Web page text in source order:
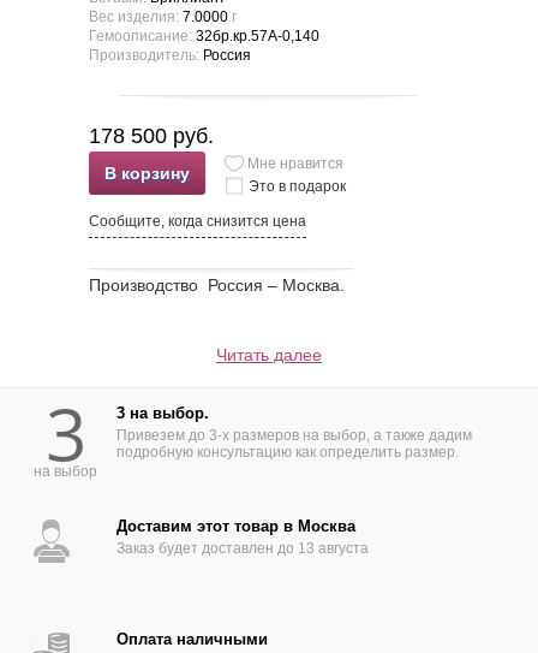
Вес изделия: 7.0000 г
Гемоописание: 32бр.кр.57А-0,140
Производитель: Россия
178 500 руб.
В корзину
Мне нравится
Это в подарок
Сообщите, когда снизится цена
Производство Россия – Москва.
Читать далее
3
на выбор
3 на выбор.
Привезем до 3-х размеров на выбор, а также дадим
подробную консультацию как определить размер.
Доставим этот товар в Москва
Заказ будет доставлен до 13 августа
Оплата наличными